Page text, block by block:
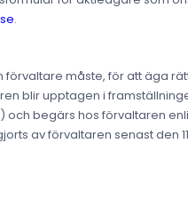
.
måste, för att äga
blir upptagen i
och begärs hos förvaltaren
av förvaltaren senast den